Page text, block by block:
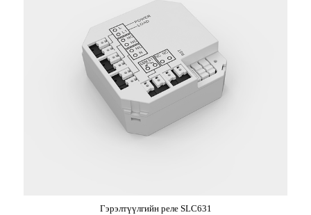
Гэрэлтүүлгийн реле SLC631